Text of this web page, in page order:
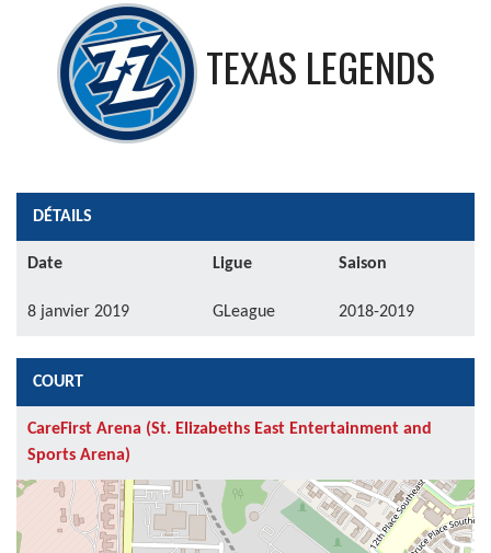
TEXAS LEGENDS
DÉTAILS
Date Ligue Saison
8 janvier 2019 GLeague 2018-2019
COURT
CareFirst Arena (St. Elizabeths East Entertainment and
Sports Arena)